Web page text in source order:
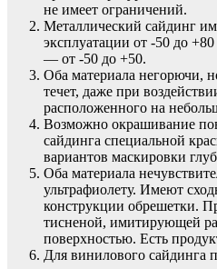
не имеет ограничений.
Металлический сайдинг
эксплуатации от -50 до
— от -50 до +50.
Оба материала негорючи,
течет, даже при
расположенного на
Возможно окрашивание
сайдинга специальной
вариантов маскировки
Оба материала
ультрафиолету. Имеют
конструкции обрешетки.
тисненой, имитирующей
поверхностью. Есть
Для винилового сайдинга